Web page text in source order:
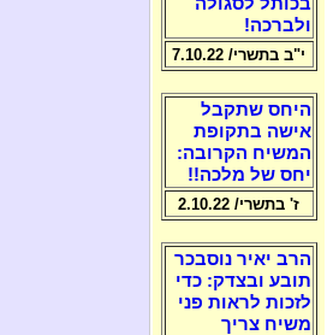
ולברכה!
י"ב בתשרי/ 7.10.22
היחס שתקבל
אישה בתקופת
המשיח הקרובה:
יחס של מלכה!!
ז' בתשרי/ 2.10.22
הרב יאיר נוסבכר
תובע ובצדק: כדי
לזכות לראות פני
משיח צריך